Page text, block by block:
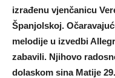
izrađenu vjenčanicu
Španjolskoj.
melodije u izvedbi
zabavili. Njihovo
dolaskom sina Matije